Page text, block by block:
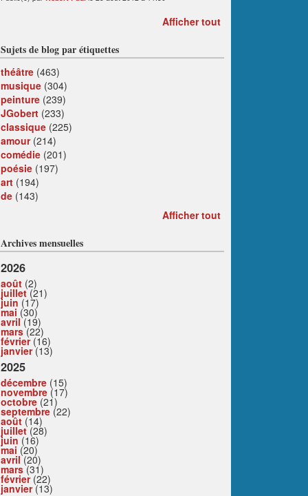
Afficher tout
Sujets de blog par étiquettes
théâtre (463)
musique (304)
peinture (239)
JGobert (233)
classique (225)
amour(214)
comédie (201)
poésie (197)
art (194)
de (143)
Afficher tout
Archives mensuelles
2026
août (2)
juillet(21)
juin (17)
mai (30)
avril(19)
mars(22)
février(16)
janvier(13)
2025
décembre (15)
novembre (17)
octobre (21)
septembre (22)
août (14)
juillet(28)
juin (16)
mai (20)
avril(20)
mars(31)
février(22)
janvier(13)